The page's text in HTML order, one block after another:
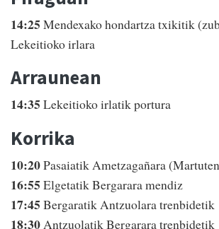
14:25 Mendexako hondartza txikitik
Lekeitioko irlara
Arraunean
14:35 Lekeitioko irlatik portura
Korrika
10:20Pasaiatik Ametzagañara
16:55 Elgetatik Bergarara mendiz
17:45 Bergaratik Antzuolara trenbidetik
18:30 Antzuolatik Bergarara trenbidetik